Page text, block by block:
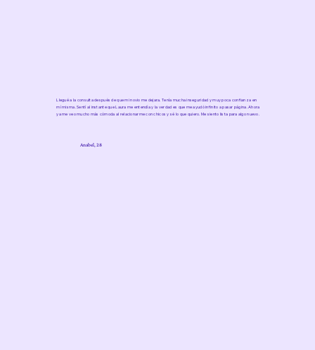
Llegué a la consulta después de que mi novio me dejara. Tenía mucha inseguridad y muy poca confianza en
mí misma. Sentí al instante que Laura me entendía y la verdad es que me ayudó infinito a pasar página. Ahora
ya me veo mucho más cómoda al relacionarme con chicos y sé lo que quiero. Me siento lista para algo nuevo.
Anabel, 28